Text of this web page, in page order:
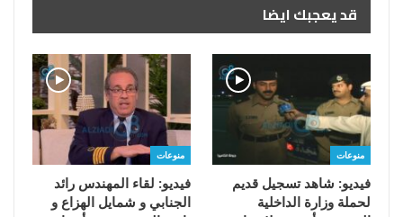
قد يعجبك ايضا
منوعات
فيديو: شاهد تسجيل قديم
لحملة وزارة الداخلية
منوعات
فيديو: لقاء المهندس رائد
الجنابي و شمايل الهزاع و